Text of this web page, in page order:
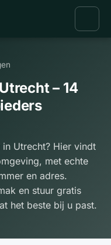
– 14
Utrecht? Hier vindt
met echte
en adres.
en stuur gratis
het beste bij u past.